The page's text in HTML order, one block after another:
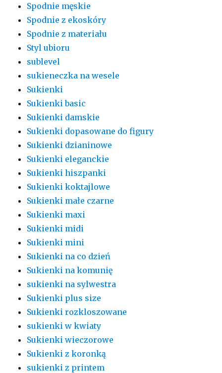
Spodnie męskie
Spodnie z ekoskóry
Spodnie z materiału
Styl ubioru
sublevel
sukieneczka na wesele
Sukienki
Sukienki basic
Sukienki damskie
Sukienki dopasowane do figury
Sukienki dzianinowe
Sukienki eleganckie
Sukienki hiszpanki
Sukienki koktajlowe
Sukienki małe czarne
Sukienki maxi
Sukienki midi
Sukienki mini
Sukienki na co dzień
Sukienki na komunię
sukienki na sylwestra
Sukienki plus size
Sukienki rozkloszowane
sukienki w kwiaty
Sukienki wieczorowe
Sukienki z koronką
sukienki z printem